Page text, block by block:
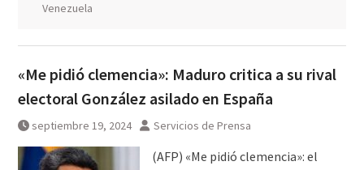
Venezuela
«Me pidió clemencia»: Maduro critica a su rival
electoral González asilado en España
septiembre 19, 2024 Servicios de Prensa
(AFP) «Me pidió clemencia»: el